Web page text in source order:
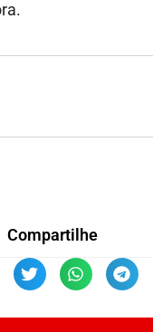
Compartilhe